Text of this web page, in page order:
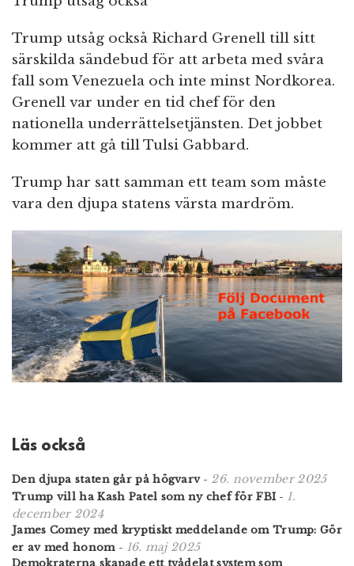
Trump utsåg också Richard Grenell till sitt
särskilda sändebud för att arbeta med svåra
fall som Venezuela och inte minst Nordkorea.
Grenell var under en tid chef för den
nationella underrättelsetjänsten. Det jobbet
kommer att gå till Tulsi Gabbard.
Trump har satt samman ett team som måste
vara den djupa statens värsta mardröm.
Läs också
Den djupa staten går på högvarv- 26. november 2025
Trump vill ha Kash Patel som ny chef för FBI - 1.
december 2024
James Comey med kryptiskt meddelande om Trump: Gör
er av med honom- 16. maj 2025